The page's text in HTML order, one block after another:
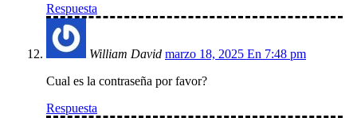
Respuesta
William David marzo 18, 2025 En 7:48 pm
Cual es la contraseña por favor?
Respuesta